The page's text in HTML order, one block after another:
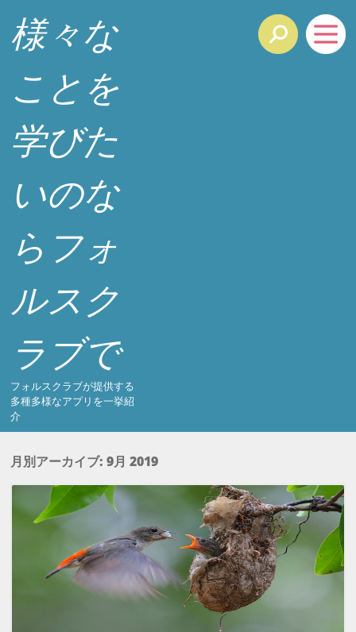
様々な
ことを
学びた
いのな
らフォ
ルスク
ラブで
フォルスクラブが提供する
多種多様なアプリを一挙紹
介
月別アーカイブ: 9月 2019